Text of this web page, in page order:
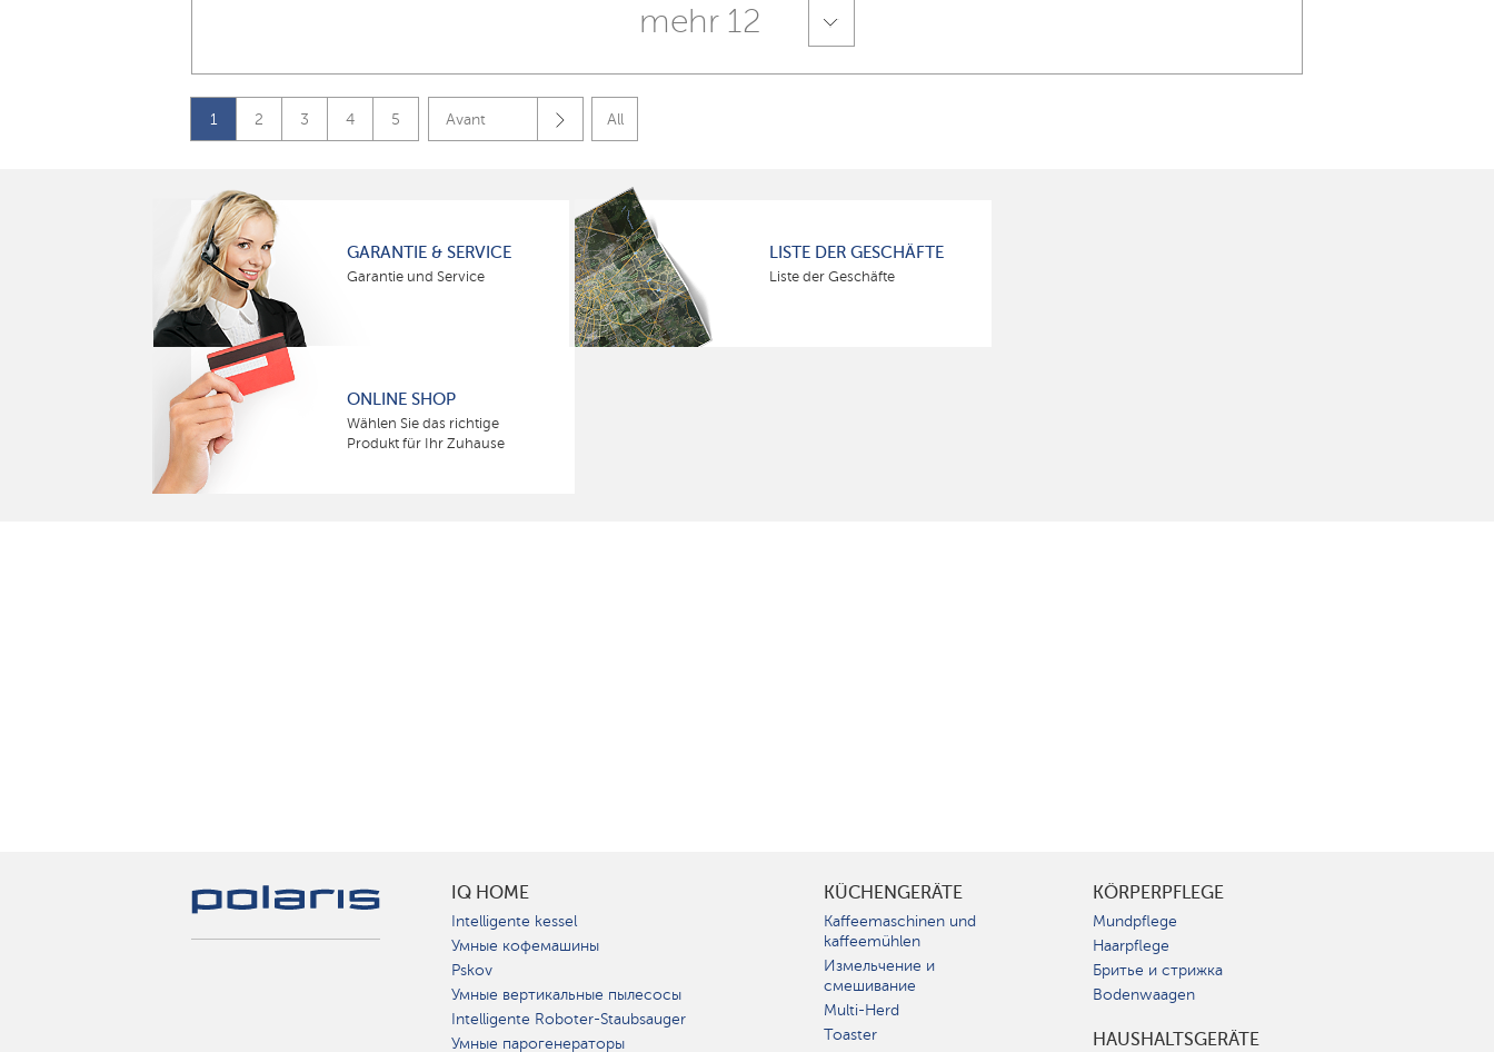
mehr 12
1 2 3 4 5 Avant All
GARANTIE & SERVICE
Garantie und Service
LISTE DER GESCHÄFTE
Liste der Geschäfte
ONLINE SHOP
Wählen Sie das richtige
Produkt für Ihr Zuhause
IQ HOME
Intelligente kessel
Умные кофемашины
Pskov
Умные вертикальные пылесосы
Intelligente Roboter-Staubsauger
Умные парогенераторы
KÜCHENGERÄTE
Kaffeemaschinen und
kaffeemühlen
Измельчение и
смешивание
Multi-Herd
Toaster
KÖRPERPFLEGE
Mundpflege
Haarpflege
Бритье и стрижка
Bodenwaagen
HAUSHALTSGERÄTE